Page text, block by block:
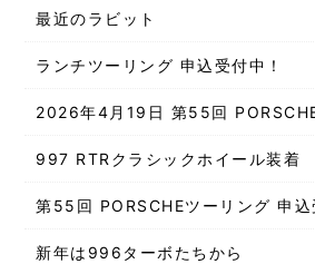
最近のラビット
ランチツーリング 申込受付中！
2026年4月19日 第55回
997 RTRクラシックホイール装着
第55回 PORSCHEツーリング 申込
新年は996ターボたちから